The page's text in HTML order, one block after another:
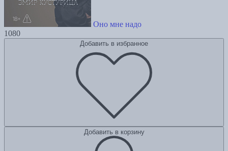
Оно мне надо
1080
Добавить в избранное
Добавить в корзину